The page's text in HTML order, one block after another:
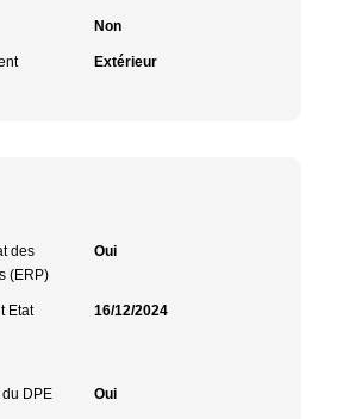
Non
Extérieur
des
(ERP)
Oui
Etat
16/12/2024
DPE Oui